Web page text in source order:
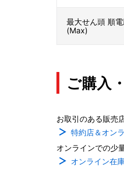
最大せん頭 順
(Max)
ご購入
お取引のある販売
特約店＆オン
オンラインでの少
オンライン在